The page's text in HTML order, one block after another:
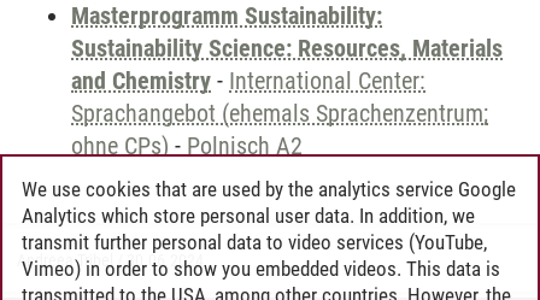
Masterprogramm Sustainability:
Sustainability Science: Resources, Materials
and Chemistry - International Center:
Sprachangebot (ehemals Sprachenzentrum;
ohne CPs) - Polnisch A2
Andreea Tribel 30.06.2024
We use cookies that are used by the analytics service Google
Analytics which store personal user data. In addition, we
transmit further personal data to video services (YouTube,
Vimeo) in order to show you embedded videos. This data is
transmitted to the USA, among other countries. However, the